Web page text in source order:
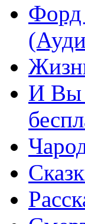
Форд
И Вы